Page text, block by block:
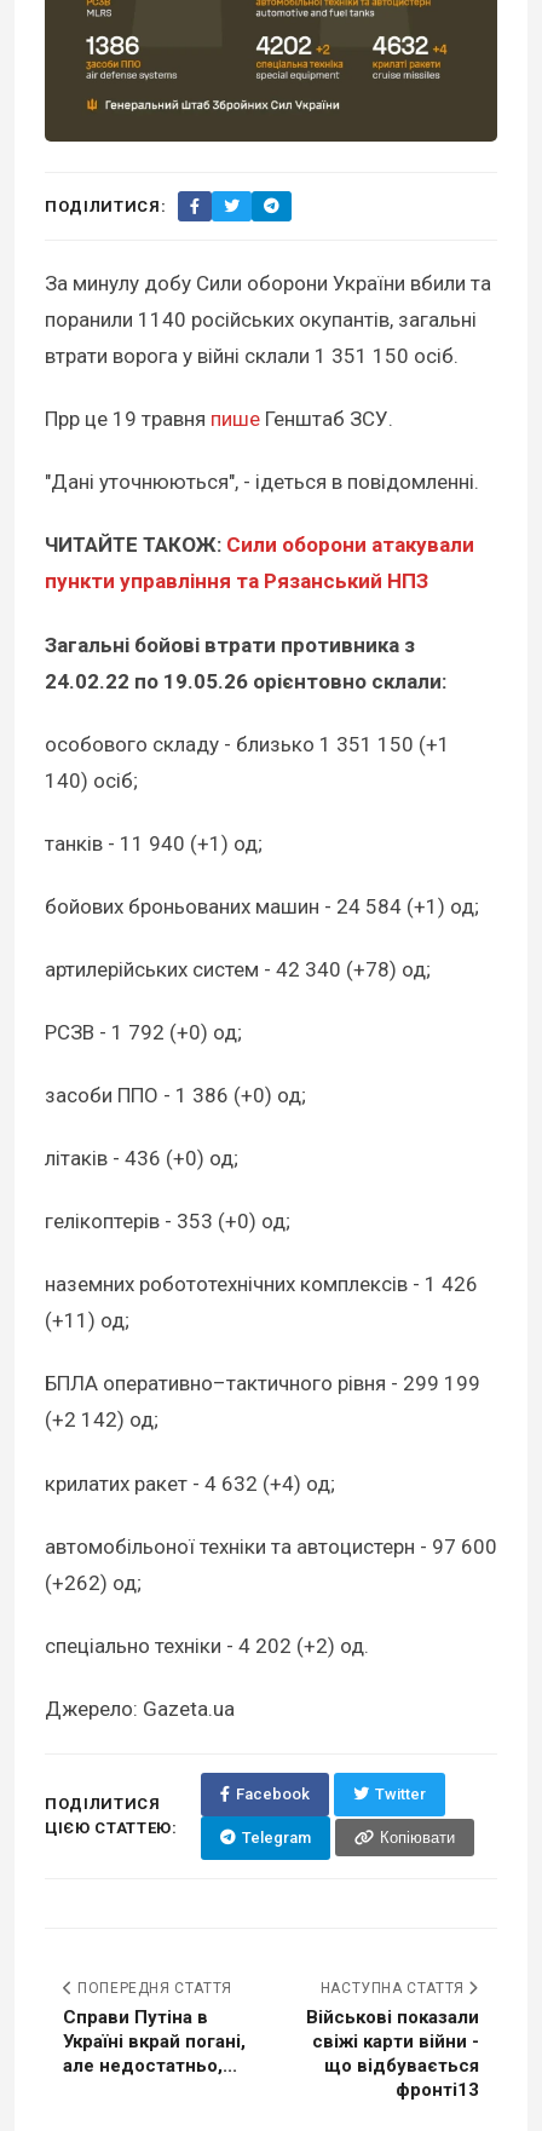
ПОДІЛИТИСЯ:
За минулу добу Сили оборони України вбили та
поранили 1140 російських окупантів, загальні
втрати ворога у війні склали 1 351 150 осіб.
Прр це 19 травня пише Генштаб ЗСУ.
"Дані уточнюються", - ідеться в повідомленні.
ЧИТАЙТЕ ТАКОЖ: Сили оборони атакували
пункти управління та Рязанський НПЗ
Загальні бойові втрати противника з
24.02.22 по 19.05.26 орієнтовно склали:
особового складу - близько 1 351 150 (+1
140) осіб;
танків - 11 940 (+1) од;
бойових броньованих машин - 24 584 (+1) од;
артилерійських систем - 42 340 (+78) од;
РСЗВ - 1 792 (+0) од;
засоби ППО - 1 386 (+0) од;
літаків - 436 (+0) од;
гелікоптерів - 353 (+0) од;
наземних робототехнічних комплексів - 1 426
(+11) од;
БПЛА оперативно–тактичного рівня - 299 199
(+2 142) од;
крилатих ракет - 4 632 (+4) од;
автомобільоної техніки та автоцистерн - 97 600
(+262) од;
спеціально техніки - 4 202 (+2) од.
Джерело: Gazeta.ua
ПОДІЛИТИСЯ
ЦІЄЮ СТАТТЕЮ:
Facebook Twitter
Telegram Копіювати
ПОПЕРЕДНЯ СТАТТЯ
Справи Путіна в
Україні вкрай погані,
але недостатньо,...
НАСТУПНА СТАТТЯ
Військові показали
свіжі карти війни -
що відбувається
фронті13